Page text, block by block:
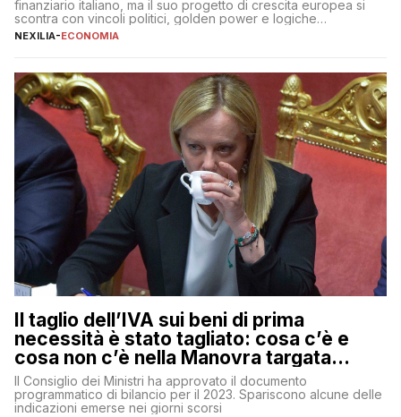
finanziario italiano, ma il suo progetto di crescita europea si
scontra con vincoli politici, golden power e logiche
protezionistiche. Orcel e la mossa su Generali Andrea Orcel,
NEXILIA-ECONOMIA
Il taglio dell’IVA sui beni di prima
necessità è stato tagliato: cosa c’è e
cosa non c’è nella Manovra targata
Meloni
Il Consiglio dei Ministri ha approvato il documento
programmatico di bilancio per il 2023. Spariscono alcune delle
indicazioni emerse nei giorni scorsi